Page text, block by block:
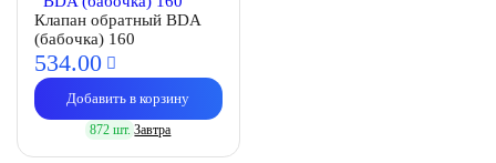
Клапан обратный BDA
(бабочка) 160
534.00
Добавить в корзину
872 шт. Завтра